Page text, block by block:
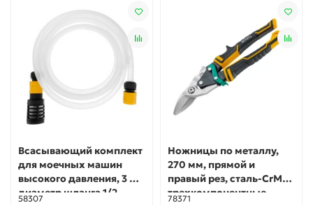
Всасывающий комплект
для моечных машин
высокого давления, 3 м,
диаметр шланга 1/2
58307
Ножницы по металлу,
270 мм, прямой и
правый рез, сталь-СrMo,
трехкомпонентные
78371